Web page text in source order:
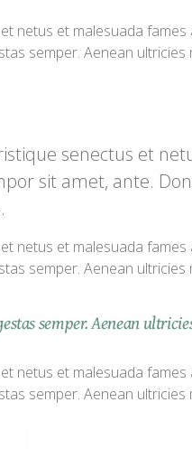
netus et malesuada
semper. Aenean
senectus et
sit amet, ante.
netus et malesuada
semper. Aenean
semper. Aenean
netus et malesuada
semper. Aenean